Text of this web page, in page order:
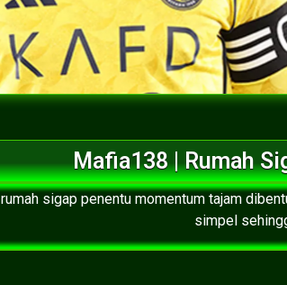
Mafia138 | Rumah
rumah sigap penentu momentum tajam
simpel